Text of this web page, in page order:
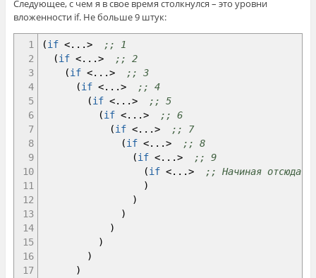
Следующее, с чем я в свое время столкнулся – это уровни
вложенности if. Не больше 9 штук:
1
2
3
4
5
6
7
8
9
10
11
12
13
14
15
16
17
(if <...>
;; 1
(if <...>
;; 2
(if <...>
;; 3
(if <...>
;; 4
(if <...>
;; 5
(if <...>
;; 6
(if <...>
;; 7
(if <...>
;; 8
(if <...>
;; 9
(if <...>
;; Начиная отсюда
)
)
)
)
)
)
)